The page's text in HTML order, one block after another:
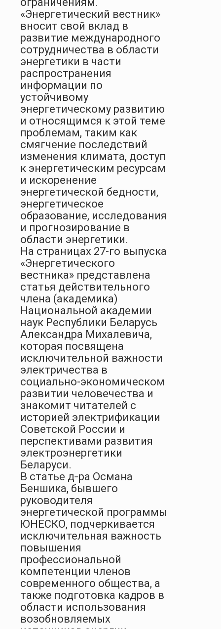
«Энергетический вестник»
вносит свой вклад в
развитие международного
сотрудничества в области
энергетики в части
распространения
информации по
устойчивому
энергетическому развитию
и относящимся к этой теме
проблемам, таким как
смягчение последствий
изменения климата, доступ
к энергетическим ресурсам
и искоренение
энергетической бедности,
энергетическое
образование, исследования
и прогнозирование в
области энергетики.
На страницах 27-го выпуска
«Энергетического
вестника» представлена
статья действительного
члена (академика)
Национальной академии
наук Республики Беларусь
Александра Михалевича,
которая посвящена
исключительной важности
электричества в
социально-экономическом
развитии человечества и
знакомит читателей с
историей электрификации
Советской России и
перспективами развития
электроэнергетики
Беларуси.
В статье д‑ра Османа
Беншика, бывшего
руководителя
энергетической программы
ЮНЕСКО, подчеркивается
исключительная важность
повышения
профессиональной
компетенции членов
современного общества, а
также подготовка кадров в
области использования
возобновляемых